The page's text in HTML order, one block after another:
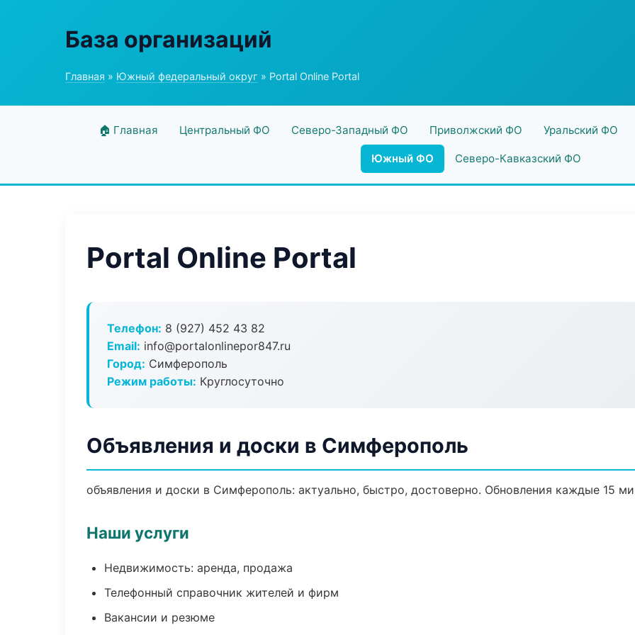
База организаций
Главная » Южный федеральный округ » Portal Online Portal
🏠 Главная Центральный ФО Северо-Западный ФО Приволжский ФО Уральский ФО
Южный ФО Северо-Кавказский ФО
Portal Online Portal
Телефон: 8 (927) 452 43 82
Email: info@portalonlinepor847.ru
Город: Симферополь
Режим работы: Круглосуточно
Объявления и доски в Симферополь
объявления и доски в Симферополь: актуально, быстро, достоверно. Обновления каждые 15
Наши услуги
Недвижимость: аренда, продажа
Телефонный справочник жителей и фирм
Вакансии и резюме